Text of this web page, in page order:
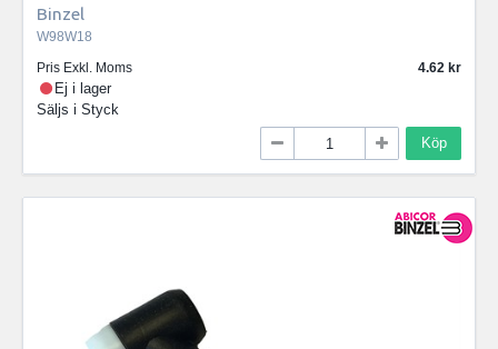
Binzel
W98W18
Pris Exkl. Moms
4.62
Ej i lager
Säljs i Styck
Köp